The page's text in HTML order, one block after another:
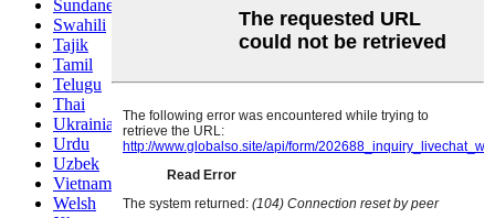
Sundanese
Swahili
Tajik
Tamil
Telugu
Thai
Ukrainian
Urdu
Uzbek
Vietnamese
Welsh